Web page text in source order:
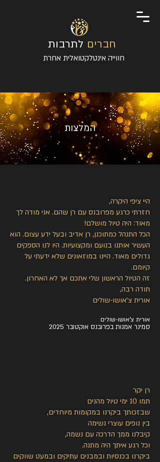
חברים לתרבות
חווייה אינטלקטואלית אחרת
המלצות
היי ציפי היקרה,
חזרתי כרגע מפרובנס עם רן שהם. אני מודה לך
מאוד: היה טיול מושלם!
הכל התנהל כמתוכנן, רן אדיב ובעל ידע עצום. הוא
העשיר אותנו בנועם ומקצועיות. היו לנו הספקים
גדולים מאוד. היינו במוזאונים שלא ידעתי על
קיומם.
זה הטיול הראשון שלי אתכם אך לא האחרון.
תודה רבה,
אורית צ'אושו-שולים
אורית צ'אושו-שולים
סמינר אמנות בפרובנס אוקטובר 2025
רן יקר
תמו 10 ימי טיול מהנים
שבזכותך ביקרנו במקומות מיוחדים,
בין נופים עוצרי נשימה
קיבלנו ממך הדרכה עם נשמה,
וכל רגע איתך היה מתנה.
ביקרנו בכנסיות ובמבנים עתיקים ובמעט שווקים